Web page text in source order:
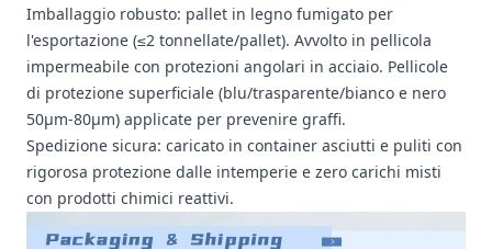
Imballaggio robusto: pallet in legno fumigato per
l'esportazione (≤2 tonnellate/pallet). Avvolto in pellicola
impermeabile con protezioni angolari in acciaio. Pellicole
di protezione superficiale (blu/trasparente/bianco e nero
50μm-80μm) applicate per prevenire graffi.
Spedizione sicura: caricato in container asciutti e puliti con
rigorosa protezione dalle intemperie e zero carichi misti
con prodotti chimici reattivi.